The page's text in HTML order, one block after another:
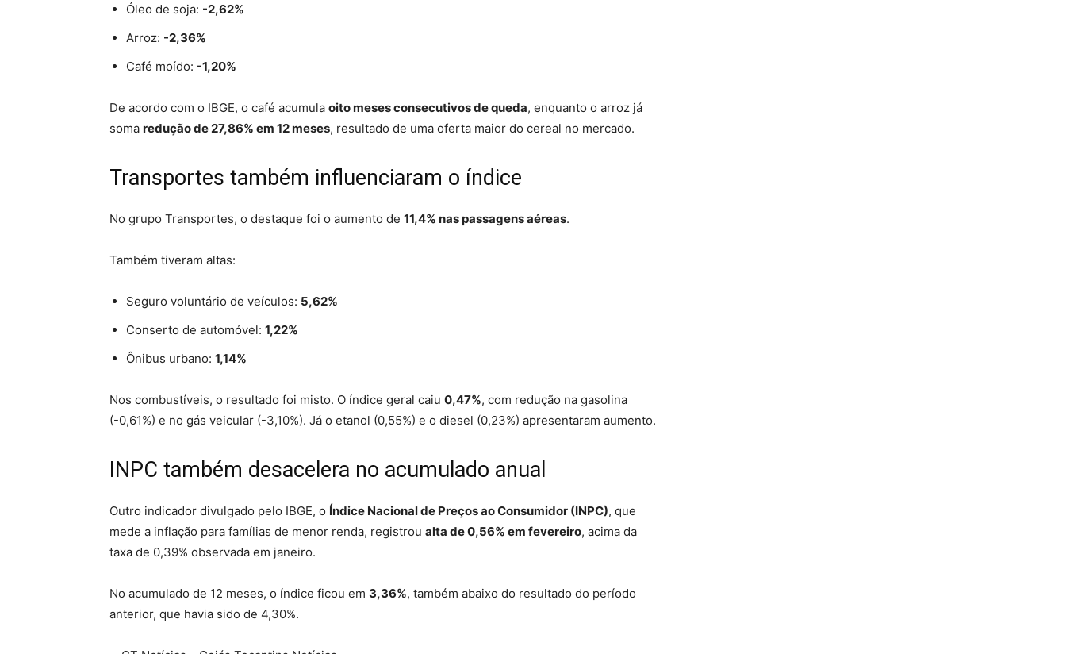
Óleo de soja: -2,62%
Arroz: -2,36%
Café moído: -1,20%
De acordo com o IBGE, o café acumula oito meses consecutivos de queda, enquanto o arroz já
soma redução de 27,86% em 12 meses, resultado de uma oferta maior do cereal no mercado.
Transportes também influenciaram o índice
No grupo Transportes, o destaque foi o aumento de 11,4% nas passagens aéreas.
Também tiveram altas:
Seguro voluntário de veículos: 5,62%
Conserto de automóvel: 1,22%
Ônibus urbano: 1,14%
Nos combustíveis, o resultado foi misto. O índice geral caiu 0,47%, com redução na gasolina
(-0,61%) e no gás veicular (-3,10%). Já o etanol (0,55%) e o diesel (0,23%) apresentaram aumento.
INPC também desacelera no acumulado anual
Outro indicador divulgado pelo IBGE, o Índice Nacional de Preços ao Consumidor (INPC), que
mede a inflação para famílias de menor renda, registrou alta de 0,56% em fevereiro, acima da
taxa de 0,39% observada em janeiro.
No acumulado de 12 meses, o índice ficou em 3,36%, também abaixo do resultado do período
anterior, que havia sido de 4,30%.